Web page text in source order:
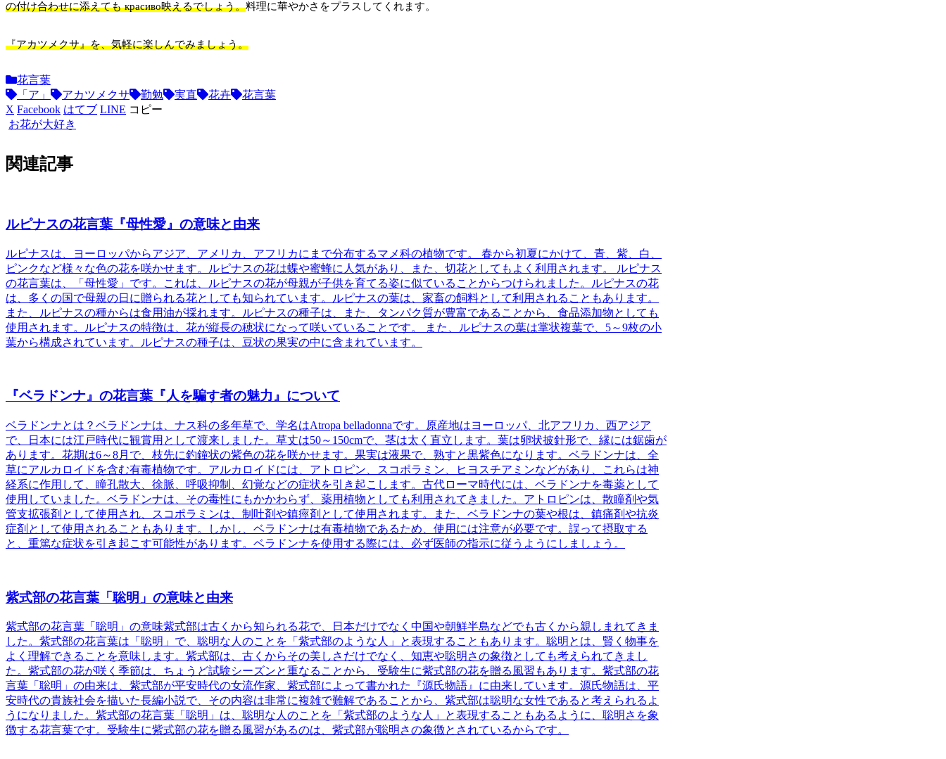
の付け合わせに添えても красиво映えるでしょう。料理に華やかさをプラスしてくれます。
『アカツメクサ』を、気軽に楽しんでみましょう。
花言葉
「ア」
アカツメクサ 勤勉 実直 花卉
花言葉
X Facebook はてブ LINE コピー
お花が大好き
関連記事
ルピナスの花言葉『母性愛』の意味と由来
ルピナスは、ヨーロッパからアジア、アメリカ、アフリカにまで分布するマメ科の植物です。
春から初夏にかけて、青、紫、白、
ピンクなど様々な色の花を咲かせます。ルピナスの花は蝶や蜜蜂に人気があり、また、切花としてもよく利用されます。 ルピナス
の花言葉は、
「母性愛」 です。これは、ルピナスの花が母親が子供を育てる姿に似ていることからつけられました。ルピナスの花
は、多くの国で母親の日に贈られる花としても知られています。ルピナスの葉は、家畜の飼料として利用されることもあります。
また、ルピナスの種からは食用油が採れます。ルピナスの種子は、また、タンパク質が豊富であることから、食品添加物としても
使用されます。ルピナスの特徴は、 花が縦長の穂状になって咲いていることです。
また、ルピナスの葉は掌状複葉で、5～9枚の小
葉から構成されています。ルピナスの種子は、豆状の果実の中に含まれています。
『ベラドンナ』の花言葉『人を騙す者の魅力』について
ベラドンナとは？ ベラドンナは、ナス科の多年草で、学名はAtropa belladonnaです。原産地はヨーロッパ、北アフリカ、西アジア
で、日本には江戸時代に観賞用として渡来しました。草丈は50～150cmで、茎は太く直立します。葉は卵状披針形で、縁には鋸歯が
あります。花期は6～8月で、枝先に釣鐘状の紫色の花を咲かせます。果実は液果で、熟すと黒紫色になります。ベラドンナは、全
草にアルカロイドを含む有毒植物です。アルカロイドには、アトロピン、スコポラミン、ヒヨスチアミンなどがあり、これらは神
経系に作用して、瞳孔散大、徐脈、呼吸抑制、幻覚などの症状を引き起こします。古代ローマ時代には、ベラドンナを毒薬として
使用していました。ベラドンナは、その毒性にもかかわらず、薬用植物としても利用されてきました。アトロピンは、散瞳剤や気
管支拡張剤として使用され、スコポラミンは、制吐剤や鎮痙剤として使用されます。また、ベラドンナの葉や根は、鎮痛剤や抗炎
症剤として使用されることもあります。しかし、ベラドンナは有毒植物であるため、使用には注意が必要です。誤って摂取する
と、重篤な症状を引き起こす可能性があります。ベラドンナを使用する際には、必ず医師の指示に従うようにしましょう。
紫式部の花言葉「聡明」の意味と由来
紫式部の花言葉「聡明」の意味紫式部は古くから知られる花で、日本だけでなく中国や朝鮮半島などでも古くから親しまれてきま
した。紫式部の花言葉は「聡明」で、聡明な人のことを「紫式部のような人」と表現することもあります。 聡明とは、賢く物事を
よく理解できることを意味します。紫式部は、古くからその美しさだけでなく、知恵や聡明さの象徴としても考えられてきまし
た。紫式部の花が咲く季節は、ちょうど試験シーズンと重なることから、受験生に紫式部の花を贈る風習もあります。 紫式部の花
言葉「聡明」の由来は、紫式部が平安時代の女流作家、紫式部によって書かれた『源氏物語』に由来しています。源氏物語は、平
安時代の貴族社会を描いた長編小説で、その内容は非常に複雑で難解であることから、紫式部は聡明な女性であると考えられるよ
うになりました。 紫式部の花言葉「聡明」は、聡明な人のことを「紫式部のような人」と表現することもあるように、聡明さを象
徴する花言葉です。受験生に紫式部の花を贈る風習があるのは、紫式部が聡明さの象徴とされているからです。